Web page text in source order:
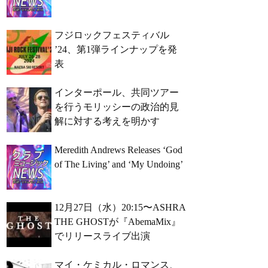
フジロックフェスティバル
’24、第1弾ラインナップを発
表
インターポール、共同ツアー
を行うモリッシーの政治的見
解に対する考えを明かす
Meredith Andrews Releases ‘God
of The Living’ and ‘My Undoing’
12月27日（水）20:15〜ASHRA
THE GHOSTが『AbemaMix』
でリリースライブ出演
マイ・ケミカル・ロマンス、